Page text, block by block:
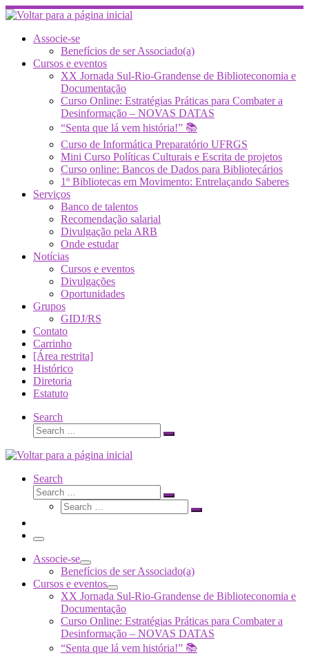
Skip
to
contentAssocie-se
Benefícios de ser Associado(a)
Cursos e eventos
XX Jornada Sul-Rio-Grandense de Biblioteconomia e
Documentação
Curso Online: Estratégias Práticas para Combater a
Desinformação – NOVAS DATAS
“Senta que lá vem história!” 📚
Curso de Informática Preparatório UFRGS
Mini Curso Políticas Culturais e Escrita de projetos
Curso online: Bancos de Dados para Bibliotecários
1º Bibliotecas em Movimento: Entrelaçando Saberes
Serviços
Banco de talentos
Recomendação salarial
Divulgação pela ARB
Onde estudar
Notícias
Cursos e eventos
Divulgações
Oportunidades
Grupos
GIDJ/RS
Contato
Carrinho
[Área restrita]
Histórico
Diretoria
Estatuto
Search
Search
Search
Search
Search
Search
Search
Search
Menu
Associe-se
Benefícios de ser Associado(a)
Cursos e eventos
XX Jornada Sul-Rio-Grandense de Biblioteconomia e
Documentação
Curso Online: Estratégias Práticas para Combater a
Desinformação – NOVAS DATAS
“Senta que lá vem história!” 📚